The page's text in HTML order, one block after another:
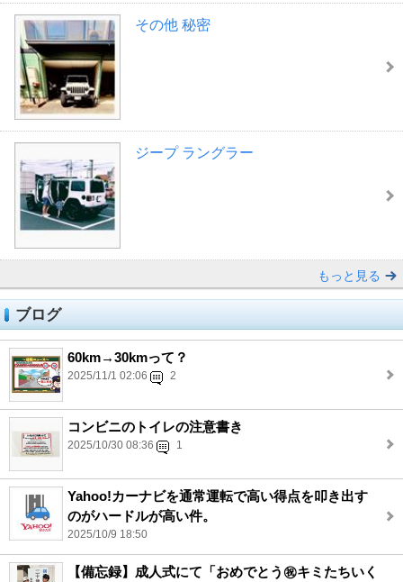
その他 秘密
ジープ ラングラー
もっと見る
ブログ
60km→30kmって？
2025/11/1 02:06 2
コンビニのトイレの注意書き
2025/10/30 08:36 1
Yahoo!カーナビを通常運転で高い得点を叩き出す
のがハードルが高い件。
2025/10/9 18:50
【備忘録】成人式にて「おめでとう㊗️キミたちいく